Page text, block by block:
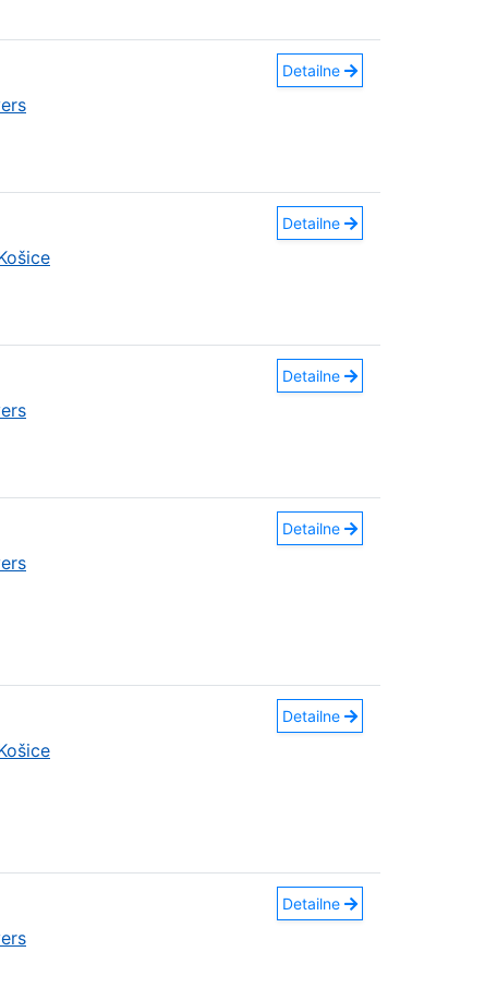
Detailne
Detailne
Detailne
Detailne
Detailne
Detailne